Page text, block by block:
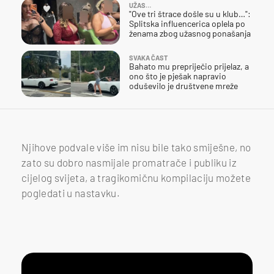
UŽAS…
"Ove tri štrace došle su u klub…":
Splitska influencerica oplela po
ženama zbog užasnog ponašanja
SVAKA ČAST
Bahato mu prepriječio prijelaz, a
ono što je pješak napravio
oduševilo je društvene mreže
Njihove podvale više im nisu bile tako smiješne, no
zato su dobro nasmijale promatrače i publiku iz
cijelog svijeta, a tragikomičnu kompilaciju možete
pogledati u nastavku.